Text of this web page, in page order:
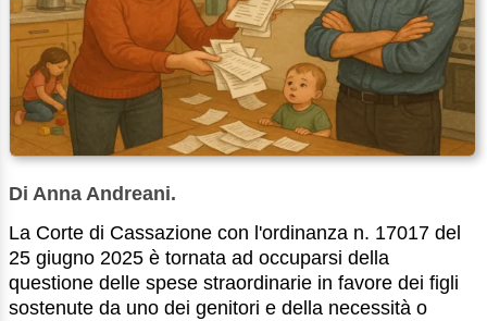
Di Anna Andreani.
La Corte di Cassazione con l'ordinanza n. 17017 del
25 giugno 2025 è tornata ad occuparsi della
questione delle spese straordinarie in favore dei figli
sostenute da uno dei genitori e della necessità o